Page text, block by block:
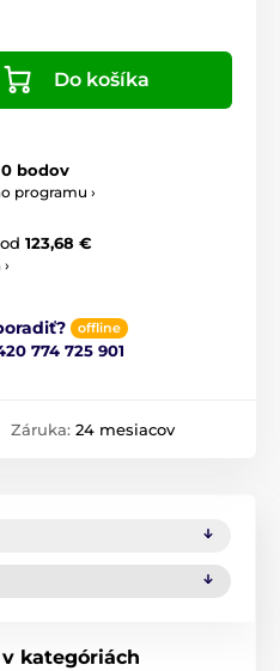
Do košíka
0 bodov
programu ›
od 123,68 €
offline
774 725 901
Záruka: 24 mesiacov
kategóriách